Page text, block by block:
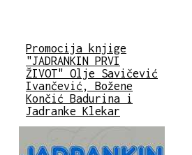
Promocija knjige
"JADRANKIN PRVI
ŽIVOT" Olje Savičević
Ivančević, Božene
Končić Badurina i
Jadranke Klekar